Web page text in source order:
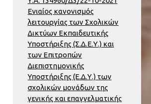
Ενιαίος κανονισμός
λειτουργίας των Σχολικών
Δικτύων Εκπαιδευτικής
Υποστήριξης (Σ.Δ.Ε.Υ.) και
των Επιτροπών
Διεπιστημονικής
Υποστήριξης (Ε.Δ.Υ.) των
σχολικών μονάδων της
γενικής και επαγγελματικής